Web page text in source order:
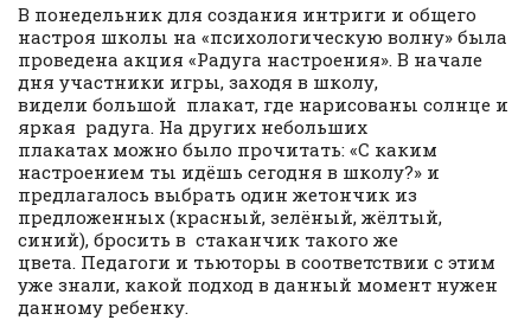
В понедельник для создания интриги и общего
настроя школы на «психологическую волну» была
проведена акция «Радуга настроения». В начале
дня участники игры, заходя в школу,
видели большой плакат, где нарисованы солнце и
яркая радуга. На других небольших
плакатах можно было прочитать: «С каким
настроением ты идёшь сегодня в школу?» и
предлагалось выбрать один жетончик из
предложенных (красный, зелёный, жёлтый,
синий), бросить в стаканчик такого же
цвета. Педагоги и тьюторы в соответствии с этим
уже знали, какой подход в данный момент нужен
данному ребенку.